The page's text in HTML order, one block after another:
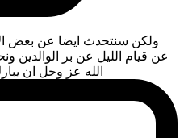
ولكن سنتحدث ايضا عن بعض
عن قيام الليل عن بر الوالدين
الله عز وجل ان